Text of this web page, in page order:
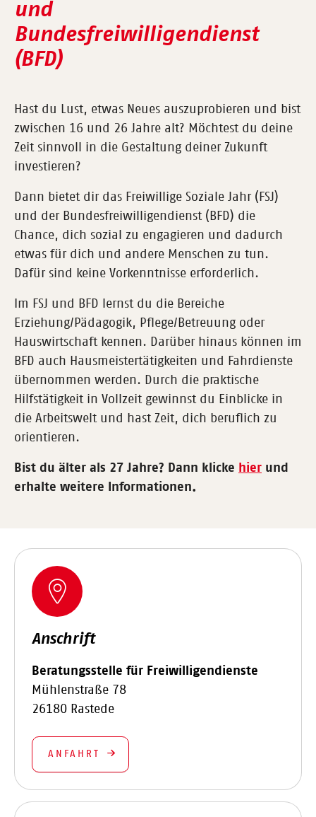
und
Bundesfreiwilligendienst
(BFD)
Hast du Lust, etwas Neues auszuprobieren und bist
zwischen 16 und 26 Jahre alt? Möchtest du deine
Zeit sinnvoll in die Gestaltung deiner Zukunft
investieren?
Dann bietet dir das Freiwillige Soziale Jahr (FSJ)
und der Bundesfreiwilligendienst (BFD) die
Chance, dich sozial zu engagieren und dadurch
etwas für dich und andere Menschen zu tun.
Dafür sind keine Vorkenntnisse erforderlich.
Im FSJ und BFD lernst du die Bereiche
Erziehung/Pädagogik, Pflege/Betreuung oder
Hauswirtschaft kennen. Darüber hinaus können im
BFD auch Hausmeistertätigkeiten und Fahrdienste
übernommen werden. Durch die praktische
Hilfstätigkeit in Vollzeit gewinnst du Einblicke in
die Arbeitswelt und hast Zeit, dich beruflich zu
orientieren.
Bist du älter als 27 Jahre? Dann klicke hier und
erhalte weitere Informationen.
Anschrift
Beratungsstelle für Freiwilligendienste
Mühlenstraße 78
26180 Rastede
ANFAHRT